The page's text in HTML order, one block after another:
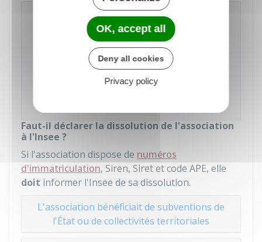
Dissolution d'une association (e-
dissolution)
Accéder au service en ligne
Faut-il déclarer la dissolution de l'association
à l'Insee ?
Si l'association dispose de numéros
d'immatriculation, Siren, Siret et code APE, elle
doit informer l'Insee de sa dissolution.
L'association bénéficiait de subventions de
l'État ou de collectivités territoriales
OK, accept all
Deny all cookies
Privacy policy